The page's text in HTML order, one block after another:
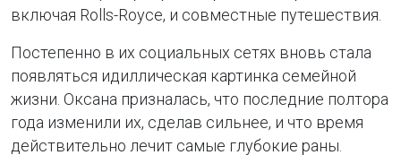
включая Rolls-Royce, и совместные путешествия.
Постепенно в их социальных сетях вновь стала
появляться идиллическая картинка семейной
жизни. Оксана призналась, что последние полтора
года изменили их, сделав сильнее, и что время
действительно лечит самые глубокие раны.